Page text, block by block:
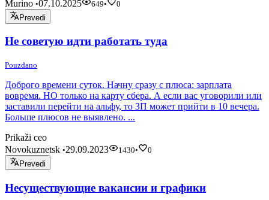
Murino •07.10.2025 649•
0
Prevedi
Не советую идти работать туда
Pouzdano
Доброго времени суток. Начну сразу с плюса: зарплата
вовремя. НО только на карту сбера. А если вас уговорили или
заставили перейти на альфу, то ЗП может прийти в 10 вечера.
Больше плюсов не выявлено. ...
Prikaži ceo
Novokuznetsk •29.09.2023 1430•
0
Prevedi
Несуществующие вакансии и графики